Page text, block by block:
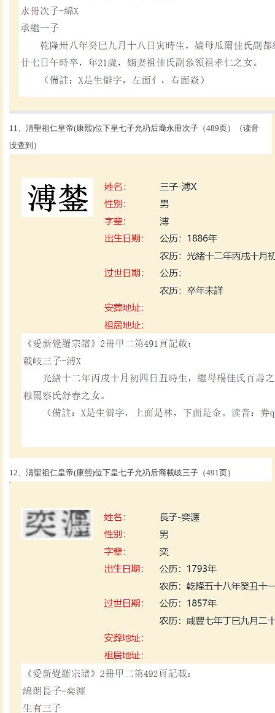
11、淸聖祖仁皇帝(康熙)位下皇七子允礽后裔永冊次子（489页）（读音
没查到）
12、淸聖祖仁皇帝(康熙)位下皇七子允礽后裔載岐三子（491页）